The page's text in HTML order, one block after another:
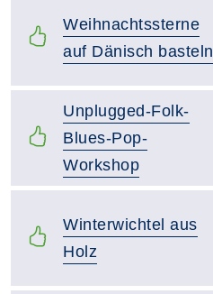
Weihnachtssterne
auf Dänisch basteln
Unplugged-Folk-
Blues-Pop-
Workshop
Winterwichtel aus
Holz